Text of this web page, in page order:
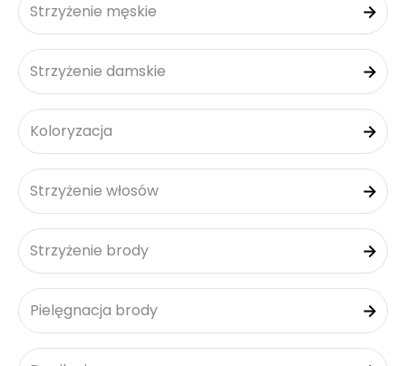
Strzyżenie męskie
Strzyżenie damskie
Koloryzacja
Strzyżenie włosów
Strzyżenie brody
Pielęgnacja brody